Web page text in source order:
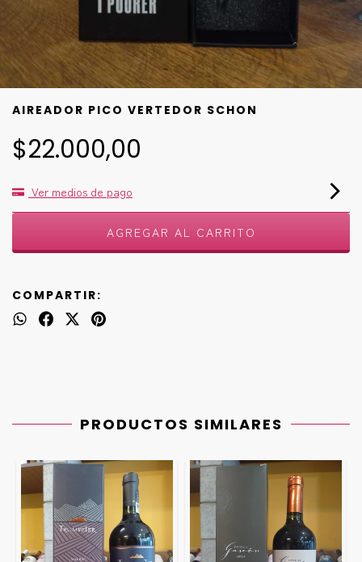
AIREADOR PICO VERTEDOR SCHON
$22.000,00
Ver medios de pago
COMPARTIR:
PRODUCTOS SIMILARES